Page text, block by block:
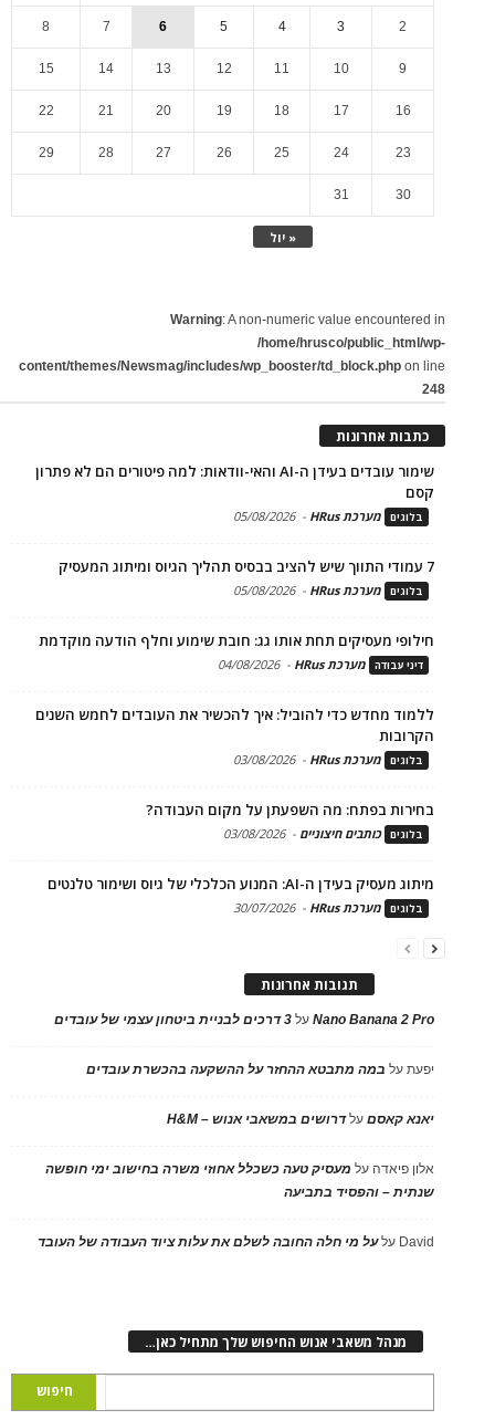
« יול
2
3
4
5
6
7
8
9
10
11
12
13
14
15
16
17
18
19
20
21
22
23
24
25
26
27
28
29
30
31
Warning: A non-numeric value encountered in
/home/hrusco/public_html/wp-
content/themes/Newsmag/includes/wp_booster/td_block.php on line
248
כתבות אחרונות
שימור עובדים בעידן ה-AI והאי-וודאות: למה פיטורים הם לא פתרון
קסם
בלוגים מערכת HRus -
05/08/2026
7 עמודי התווך שיש להציב בבסיס תהליך הגיוס ומיתוג המעסיק
בלוגים מערכת HRus -
05/08/2026
חילופי מעסיקים תחת אותו גג: חובת שימוע וחלף הודעה מוקדמת
דיני עבודה מערכת HRus -
04/08/2026
ללמוד מחדש כדי להוביל: איך להכשיר את העובדים לחמש השנים
הקרובות
בלוגים מערכת HRus -
03/08/2026
בחירות בפתח: מה השפעתן על מקום העבודה?
בלוגים כותבים חיצוניים -
03/08/2026
מיתוג מעסיק בעידן ה-AI: המנוע הכלכלי של גיוס ושימור טלנטים
בלוגים מערכת HRus -
30/07/2026
תגובות אחרונות
Nano Banana 2 Proעל 3 דרכים לבניית ביטחון עצמי של עובדים
יפעתעל במה מתבטא ההחזר על ההשקעה בהכשרת עובדים
יאנא קאסםעלדרושים במשאבי אנוש – H&M
אלון פיאדה על מעסיק טעה כשכלל אחוזי משרה בחישוב ימי חופשה
שנתית – והפסיד בתביעה
David עלעל מי חלה החובה לשלם את עלות ציוד העבודה של העובד
מנהל משאבי אנוש החיפוש שלך מתחיל כאן…